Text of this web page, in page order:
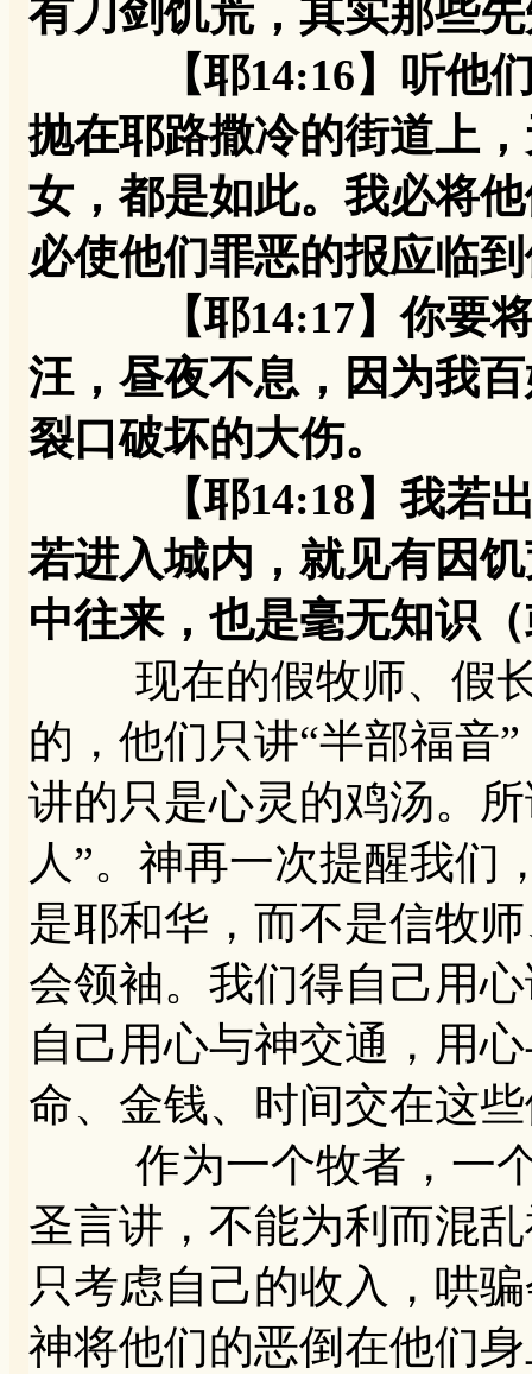
有刀剑饥荒，其实那些
【耶14:16】听他们
抛在耶路撒冷的街道上
女，都是如此。我必将
必使他们罪恶的报应临
【耶14:17】你要将
汪，昼夜不息，因为我
裂口破坏的大伤。
【耶14:18】我若出
若进入城内，就见有因
中往来，也是毫无知识
现在的假牧师、假长
的，他们只讲“半部福音
讲的只是心灵的鸡汤。
人”。神再一次提醒我们
是耶和华，而不是信牧
会领袖。我们得自己用
自己用心与神交通，用
命、金钱、时间交在这
作为一个牧者，一个
圣言讲，不能为利而混
只考虑自己的收入，哄
神将他们的恶倒在他们